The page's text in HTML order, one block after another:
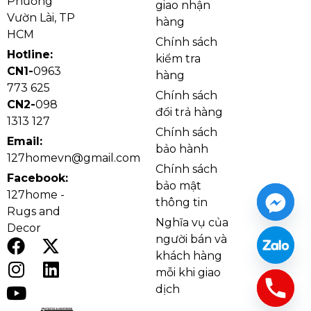
diện tích thị giác.
Đèn thả trần TT47KHOI thực tế
Về chất liệu, TT47 sử dụng chao thủy tinh kết hợp
hợp kim sơn tĩnh điện, mang lại sự cân bằng giữa tính
thẩm mỹ và độ bền trong quá trình sử dụng. Chao
thủy tinh giúp ánh sáng LED 3000K lan tỏa mềm mại,
Vườn Lài, TP
HCM
Hotline:
CN1-0963
773 625
CN2-098
1313 127
Email:
127homevn@gmail.com
Facebook:
127home -
Rugs and
Decor
giao nhận
hàng
Chính sách
kiểm tra
hàng
Chính sách
đổi trả hàng
Chính sách
bảo hành
Chính sách
bảo mật
thông tin
Nghĩa vụ của
người bán và
khách hàng
mỗi khi giao
dịch